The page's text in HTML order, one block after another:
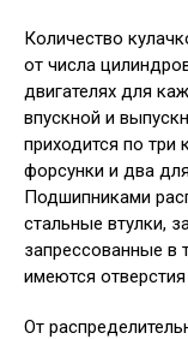
Количество
от числа
двигателях для
впускной и
приходится по три
форсунки и два
Подшипниками
стальные втулки,
запрессованные в
имеются
От